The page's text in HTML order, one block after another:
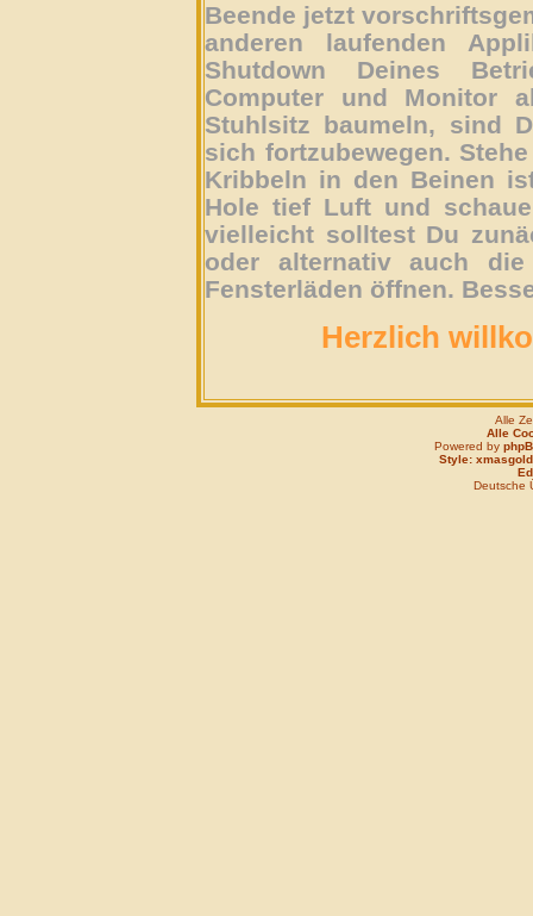
Beende jetzt
anderen laufenden
Shutdown Deines
Computer und Monitor
Stuhlsitz baumeln, sind
sich fortzubewegen.
Kribbeln in den Beinen
Hole tief Luft und
vielleicht solltest Du
oder alternativ auch
Fensterläden öffnen.
Herzlich
Alle
Alle
Powered by
Style: xmasgold
Deutsche